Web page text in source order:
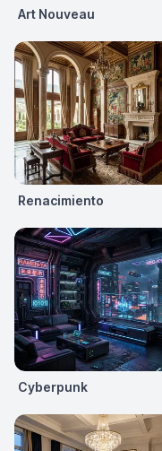
Art Nouveau
Renacimiento
Cyberpunk